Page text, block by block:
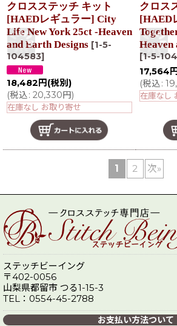
クロスステッチ キット
[HAEDレギュラー] City
Life New York 25ct -Heaven
and Earth Designs [1-5-
104583]
18,482 円 (税別)
(税込: 20,330円)
在庫なし お取り寄せ
クロス
[HAED
Heaven
[1-5-
17,564 円
(税込:
在庫なし
1 2 次»
ステッチビーイング
〒402-0056
山梨県都留市 つる1-15-3
TEL：0554-45-2788
お支払い方法ついて